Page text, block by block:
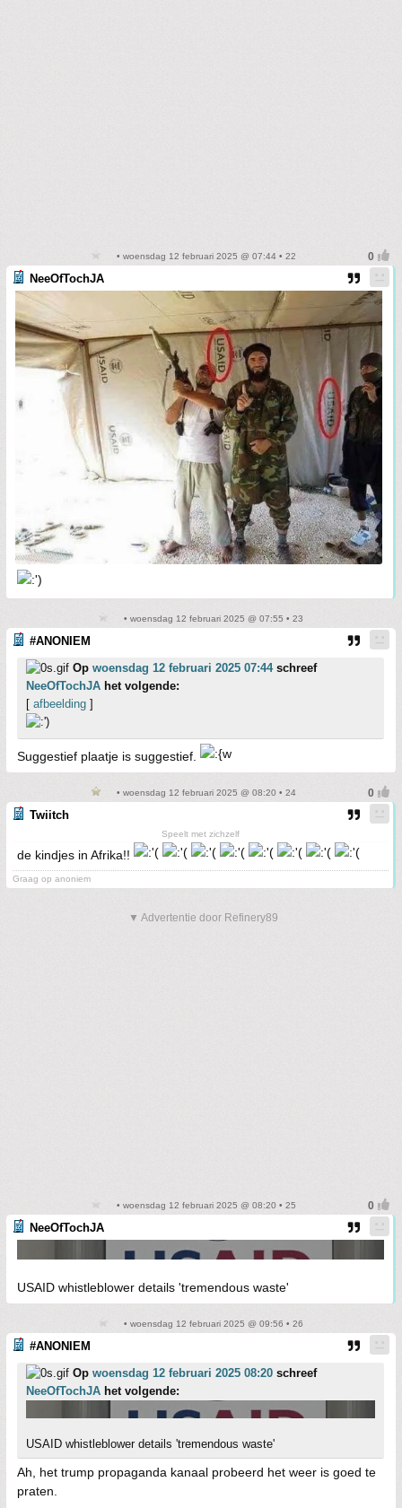
• woensdag 12 februari 2025 @ 07:44 • 22
NeeOfTochJA
• woensdag 12 februari 2025 @ 07:55 • 23
#ANONIEM
Op woensdag 12 februari 2025 07:44schreef
NeeOfTochJA het volgende:
[ afbeelding ]
Suggestief plaatje is suggestief.
• woensdag 12 februari 2025 @ 08:20 • 24
Twiitch
Speelt met zichzelf
de kindjes in Afrika!!
Graag op anoniem
▼ Advertentie door Refinery89
• woensdag 12 februari 2025 @ 08:20 • 25
NeeOfTochJA
USAID whistleblower details 'tremendous waste'
• woensdag 12 februari 2025 @ 09:56 • 26
#ANONIEM
Op woensdag 12 februari 2025 08:20 schreef
NeeOfTochJA het volgende:
USAID whistleblower details 'tremendous waste'
Ah, het trump propaganda kanaal probeerd het weer is goed te
praten.